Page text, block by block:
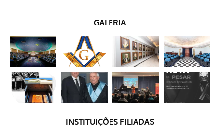
GALERIA
INSTITUIÇÕES FILIADAS